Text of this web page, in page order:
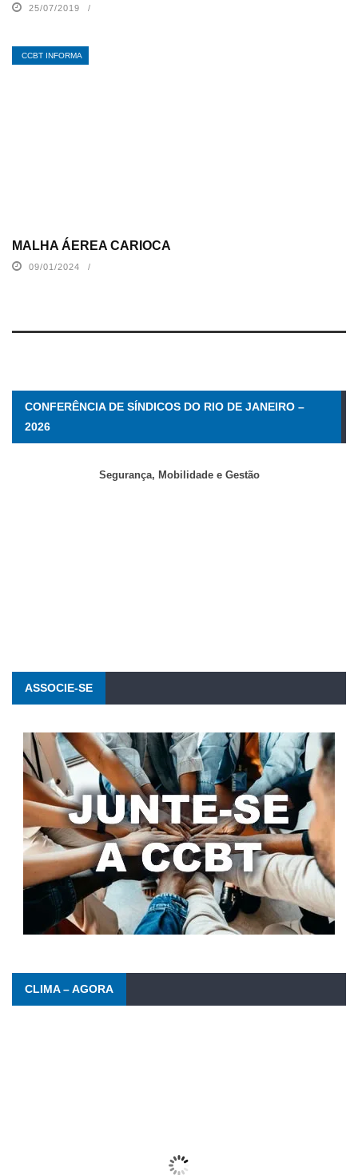
25/07/2019
CCBT INFORMA
MALHA ÁEREA CARIOCA
09/01/2024
CONFERÊNCIA DE SÍNDICOS DO RIO DE JANEIRO –
2026
Segurança, Mobilidade e Gestão
ASSOCIE-SE
CLIMA – AGORA
Wind Gust: